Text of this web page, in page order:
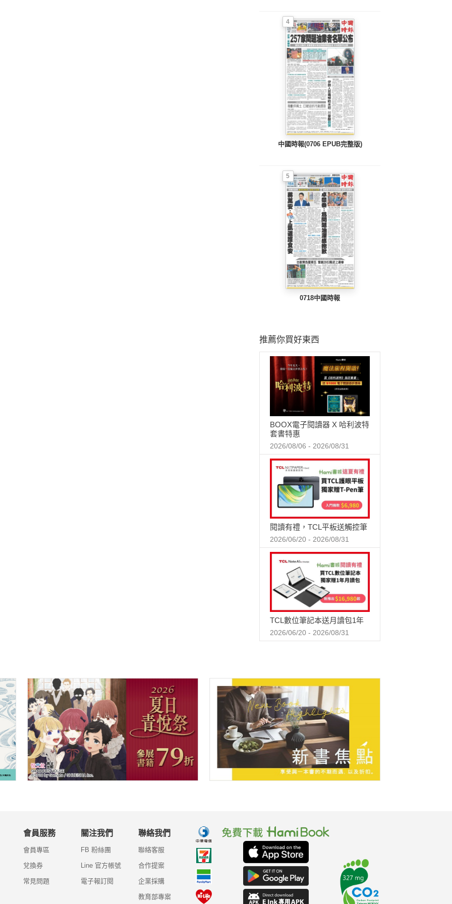
4
中國時報(0706 EPUB完整版)
5
0718中國時報
推薦你買好東西
BOOX電子閱讀器 X 哈利波特
套書特惠
2026/08/06 - 2026/08/31
閱讀有禮，TCL平板送觸控筆
2026/06/20 - 2026/08/31
TCL數位筆記本送月讀包1年
2026/06/20 - 2026/08/31
會員服務
會員專區
兌換券
常見問題
關注我們
FB 粉絲團
Line 官方帳號
電子報訂閱
聯絡我們
聯絡客服
合作提案
企業採購
教育部專案